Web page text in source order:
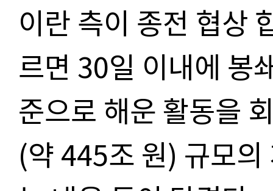
이란 측이 종전 협상
르면 30일 이내에 봉
준으로 해운 활동을
(약 445조 원) 규모